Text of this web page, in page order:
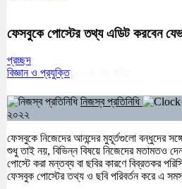
ফেসবুকে পোস্টের তথ্য এডিট করবেন
প্রচ্ছদ
বিজ্ঞান ও প্রযুক্তি
নিজস্ব প্রতিনিধি
২০২২
ফেসবুকে নিজেদের আনন্দের মুহূর্তগুলো বন্ধুদের
শুধু তাই নয়, বিভিন্ন বিষয়ে নিজেদের মতামতও
পোস্টে করা মন্তব্য বা ছবির কারণে বিব্রতকর
ফেসবুক পোস্টের তথ্য ও ছবি পরিবর্তন করে এ